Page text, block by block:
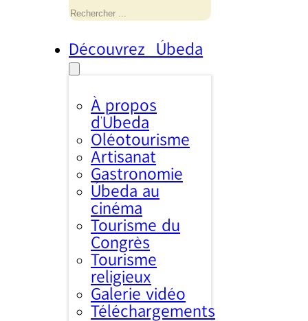
Découvrez Úbeda
À propos
d’Úbeda
Oléotourisme
Artisanat
Gastronomie
Úbeda au
cinéma
Tourisme du
Congrès
Tourisme
religieux
Galerie vidéo
Téléchargements